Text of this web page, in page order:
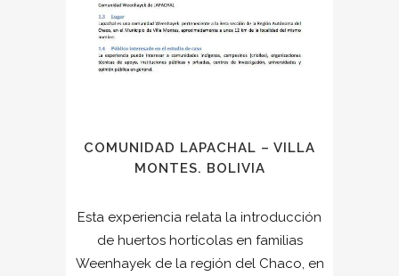
COMUNIDAD LAPACHAL – VILLA
MONTES. BOLIVIA
Esta experiencia relata la introducción
de huertos hortícolas en familias
Weenhayek de la región del Chaco, en